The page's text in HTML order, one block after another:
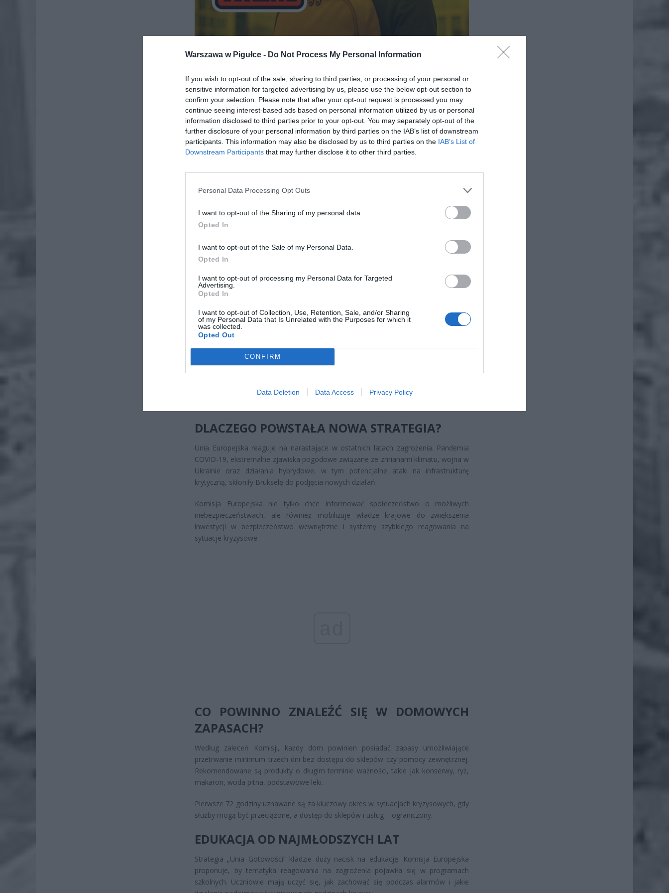
Warszawa w Pigułce - Do Not Process My Personal Information
If you wish to opt-out of the sale, sharing to third parties, or processing of your personal or
sensitive information for targeted advertising by us, please use the below opt-out section to
confirm your selection. Please note that after your opt-out request is processed you may
continue seeing interest-based ads based on personal information utilized by us or personal
information disclosed to third parties prior to your opt-out. You may separately opt-out of the
further disclosure of your personal information by third parties on the IAB’s list of downstream
participants. This information may also be disclosed by us to third parties on the IAB’s List of
Downstream Participants that may further disclose it to other third parties.
Personal Data Processing Opt Outs
I want to opt-out of the Sharing of my personal data.
Opted In
I want to opt-out of the Sale of my Personal Data.
Opted In
I want to opt-out of processing my Personal Data for Targeted
Advertising.
Opted In
I want to opt-out of Collection, Use, Retention, Sale, and/or Sharing
of my Personal Data that Is Unrelated with the Purposes for which it
was collected.
Opted Out
CONFIRM
Data Deletion Data Access Privacy Policy
ad
ZOBACZ RÓWNIEŻ:
Lidl przecenił hit do kuchni. Air fryer tańszy aż o 150 zł, a to dopiero
4 sierpnia 2026 16:06
Pieniądze dla milionów polskich rodzin. ZUS wypłacił już 173 mln zł.
DLACZEGO POWSTAŁA NOWA STRATEGIA?
Unia Europejska reaguje na narastające w ostatnich latach zagrożenia. Pandemia
COVID-19, ekstremalne zjawiska pogodowe związane ze zmianami klimatu, wojna w
Ukrainie oraz działania hybrydowe, w tym potencjalne ataki na infrastrukturę
krytyczną, skłoniły Brukselę do podjęcia nowych działań.
Komisja Europejska nie tylko chce informować społeczeństwo o możliwych
niebezpieczeństwach, ale również mobilizuje władze krajowe do zwiększenia
inwestycji w bezpieczeństwo wewnętrzne i systemy szybkiego reagowania na
sytuacje kryzysowe.
CO POWINNO ZNALEŹĆ SIĘ W DOMOWYCH
ZAPASACH?
Według zaleceń Komisji, każdy dom powinien posiadać zapasy umożliwiające
przetrwanie minimum trzech dni bez dostępu do sklepów czy pomocy zewnętrznej.
Rekomendowane są produkty o długim terminie ważności, takie jak konserwy, ryż,
makaron, woda pitna, podstawowe leki.
Pierwsze 72 godziny uznawane są za kluczowy okres w sytuacjach kryzysowych, gdy
służby mogą być przeciążone, a dostęp do sklepów i usług – ograniczony.
EDUKACJA OD NAJMŁODSZYCH LAT
Strategia „Unia Gotowości” kładzie duży nacisk na edukację. Komisja Europejska
proponuje, by tematyka reagowania na zagrożenia pojawiła się w programach
szkolnych. Uczniowie mają uczyć się, jak zachować się podczas alarmów i jakie